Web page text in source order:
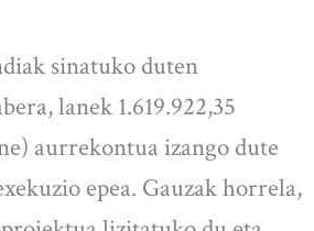
sinatuko duten
lanek 1.619.922,35
aurrekontua izango dute
epea. Gauzak horrela,